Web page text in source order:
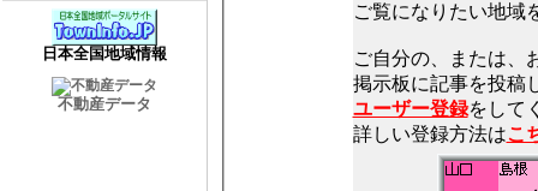
日本全国地域情報
不動産データ
ご覧になりたい地域
ご自分の、または、
ユーザー登録をして
詳しい登録方法はこ